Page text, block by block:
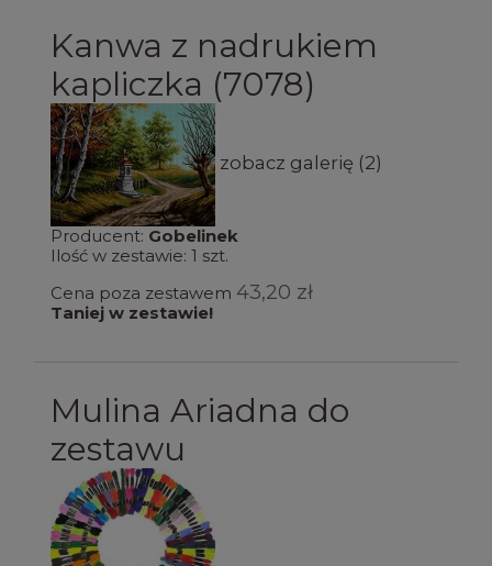
Kanwa z nadrukiem
kapliczka (7078)
zobacz galerię (2)
Producent: Gobelinek
Ilość w zestawie: 1 szt.
Cena poza zestawem 43,20 zł
Taniej w zestawie!
Mulina Ariadna do
zestawu